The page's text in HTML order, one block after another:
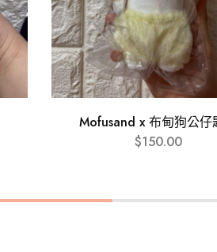
Mofusand x 布甸狗公仔
$150.00